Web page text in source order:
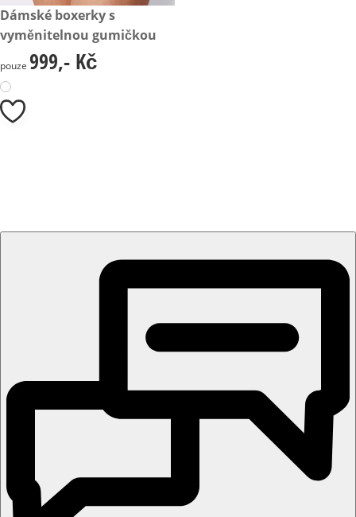
999,- Kč
Dámské boxerky s
vyměnitelnou gumičkou
999,- Kč
pouze 999,- Kč